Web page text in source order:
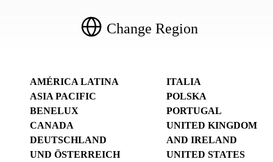
Change Region
AMÉRICA LATINA
ASIA PACIFIC
BENELUX
CANADA
DEUTSCHLAND
UND ÖSTERREICH
ITALIA
POLSKA
PORTUGAL
UNITED KINGDOM
AND IRELAND
UNITED STATES